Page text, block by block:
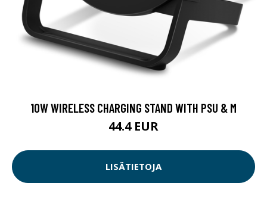
10W WIRELESS CHARGING STAND WITH PSU & M
44.4 EUR
LISÄTIETOJA